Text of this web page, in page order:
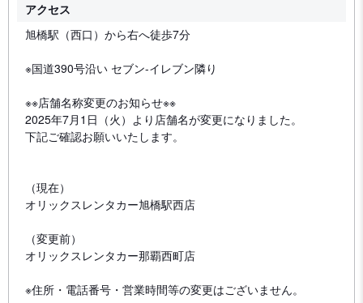
アクセス
旭橋駅（西口）から右へ徒歩7分
※国道390号沿い セブン-イレブン隣り
※※店舗名称変更のお知らせ※※
2025年7月1日（火）より店舗名が変更になりました。
下記ご確認お願いいたします。
（現在）
オリックスレンタカー旭橋駅西店
（変更前）
オリックスレンタカー那覇西町店
※住所・電話番号・営業時間等の変更はございません。